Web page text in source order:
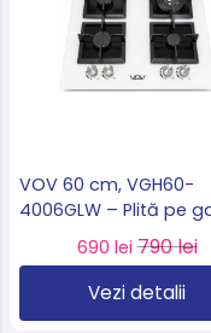
VOV 60 cm, VGH60-
4006GLW – Plită pe
arzătoare, sticla albă ,
WOK 3.3 kW, import
Slovacia 🇸🇰
690 lei790 lei
Vezi detalii